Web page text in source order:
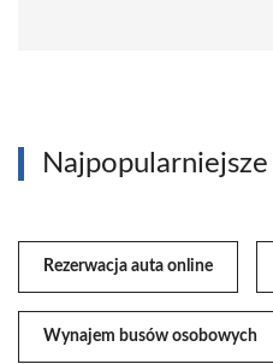
Rezerwacja auta online
Wynajem busów osobowych